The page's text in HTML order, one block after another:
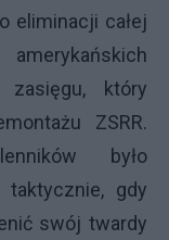
eliminacji całej
który
ZSRR.
było
taktycznie, gdy
swój twardy